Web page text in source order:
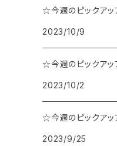
☆今週のピックアッ
2023/10/9
☆今週のピックアッ
2023/10/2
☆今週のピックアッ
2023/9/25